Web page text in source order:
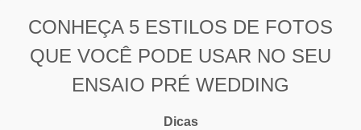
CONHEÇA 5 ESTILOS DE FOTOS
QUE VOCÊ PODE USAR NO SEU
ENSAIO PRÉ WEDDING
Dicas